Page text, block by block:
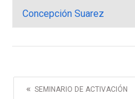
Concepción Suarez
« SEMINARIO DE ACTIVACIÓN